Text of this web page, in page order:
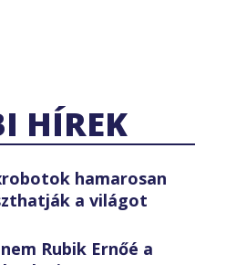
HÍREK
hamarosan
a világot
Rubik Ernőé a